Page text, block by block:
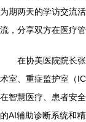
为期两天的学访交流
流，分享双方在医疗
在协美医院院长
术室、重症监护室（
在智慧医疗、患者安
的AI辅助诊断系统和